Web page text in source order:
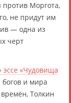
против Моргота,
не придут им
— одна из
черт
эссе «Чудовища
богов и мира
Толкин